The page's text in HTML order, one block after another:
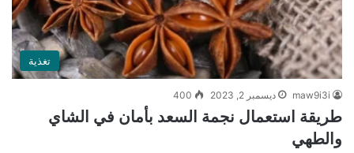
تغذية
maw9i3i ديسمبر 2, 2023 400
طريقة استعمال نجمة السعد بأمان في الشاي
والطهي